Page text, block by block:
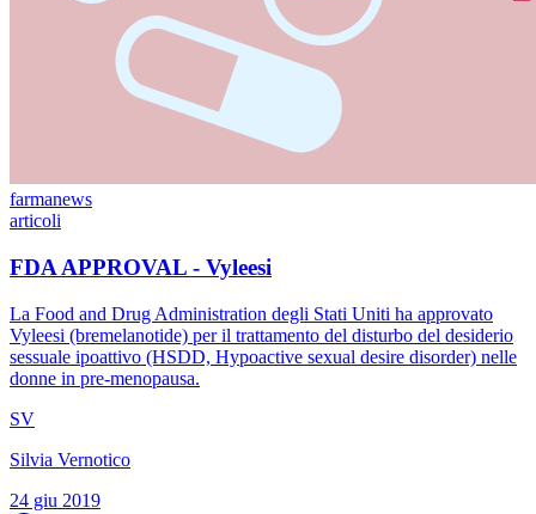
farmanews
articoli
FDA APPROVAL - Vyleesi
La Food and Drug Administration degli Stati Uniti ha approvato
Vyleesi (bremelanotide) per il trattamento del disturbo del desiderio
sessuale ipoattivo (HSDD, Hypoactive sexual desire disorder) nelle
donne in pre-menopausa.
SV
Silvia Vernotico
24 giu 2019